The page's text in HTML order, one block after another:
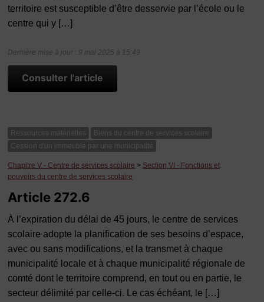
territoire est susceptible d’être desservie par l’école ou le
centre qui y […]
Dernière mise à jour : 9 mai 2025 à 15:49
Consulter l'article
Ressources matérielles
Biens du centre de services scolaire
Cession d'un immeuble par une municipalité
Chapitre V - Centre de services scolaire > Section VI - Fonctions et
pouvoirs du centre de services scolaire
Article 272.6
À l’expiration du délai de 45 jours, le centre de services
scolaire adopte la planification de ses besoins d’espace,
avec ou sans modifications, et la transmet à chaque
municipalité locale et à chaque municipalité régionale de
comté dont le territoire comprend, en tout ou en partie, le
secteur délimité par celle-ci. Le cas échéant, le […]